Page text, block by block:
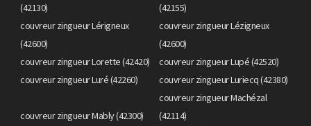
(42130)
(42155)
couvreur zingueur Lérigneux
(42600)
couvreur zingueur Lézigneux
(42600)
couvreur zingueur Lorette (42420)
couvreur zingueur Lupé (42520)
couvreur zingueur Luré (42260)
couvreur zingueur Luriecq (42380)
couvreur zingueur Mably (42300)
couvreur zingueur Machézal
(42114)